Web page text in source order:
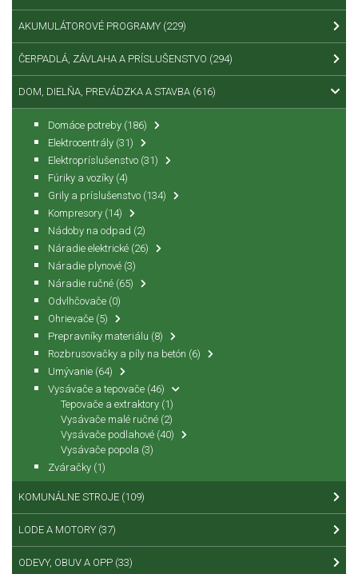
AKUMULÁTOROVÉ PROGRAMY (229)
ČERPADLÁ, ZÁVLAHA A PRÍSLUŠENSTVO (294)
DOM, DIELŇA, PREVÁDZKA A STAVBA (616)
Domáce potreby (186)
Elektrocentrály (31)
Elektropríslušenstvo (31)
Fúriky a vozíky (4)
Grily a príslušenstvo (134)
Kompresory (14)
Nádoby na odpad (2)
Náradie elektrické (26)
Náradie plynové (3)
Náradie ručné (65)
Odvlhčovače (0)
Ohrievače (5)
Prepravníky materiálu (8)
Rozbrusovačky a píly na betón (6)
Umývanie (64)
Vysávače a tepovače (46)
Tepovače a extraktory (1)
Vysávače malé ručné (2)
Vysávače podlahové (40)
Vysávače popola (3)
Zváračky (1)
KOMUNÁLNE STROJE (109)
LODE A MOTORY (37)
ODEVY, OBUV A OPP (33)